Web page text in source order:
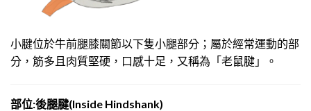
小腱位於牛前腿膝關節以下隻小腿部分；屬於經常運動的部
分，筋多且肉質堅硬，口感十足，又稱為「老鼠腱」。
部位:後腿腱(Inside Hindshank)